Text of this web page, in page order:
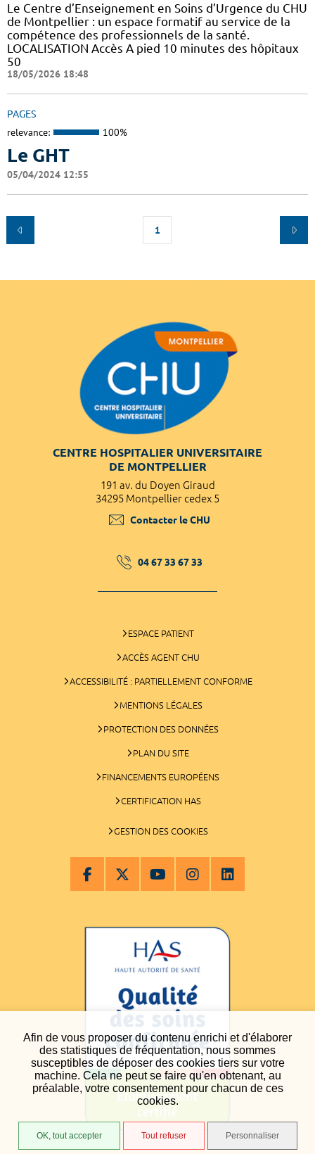
Afin de vous proposer du contenu enrichi et d'élaborer
des statistiques de fréquentation, nous sommes
susceptibles de déposer des cookies tiers sur votre
machine. Cela ne peut se faire qu'en obtenant, au
préalable, votre consentement pour chacun de ces
cookies.
OK, tout accepter Tout refuser Personnaliser
Le Centre d’Enseignement en Soins d’Urgence du CHU
de Montpellier : un espace formatif au service de la
compétence des professionnels de la santé.
LOCALISATION Accès A pied 10 minutes des hôpitaux
50
18/05/2026 18:48
PAGES
relevance: 100%
Le GHT
05/04/2024 12:55
1
CENTRE HOSPITALIER UNIVERSITAIRE
DE MONTPELLIER
191 av. du Doyen Giraud
34295 Montpellier cedex 5
Contacter le CHU
04 67 33 67 33
ESPACE PATIENT
ACCÈS AGENT CHU
ACCESSIBILITÉ : PARTIELLEMENT CONFORME
MENTIONS LÉGALES
PROTECTION DES DONNÉES
PLAN DU SITE
FINANCEMENTS EUROPÉENS
CERTIFICATION HAS
GESTION DES COOKIES